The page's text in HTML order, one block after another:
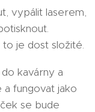
vypálit laserem,
je dost složité.
kavárny a
fungovat jako
se bude